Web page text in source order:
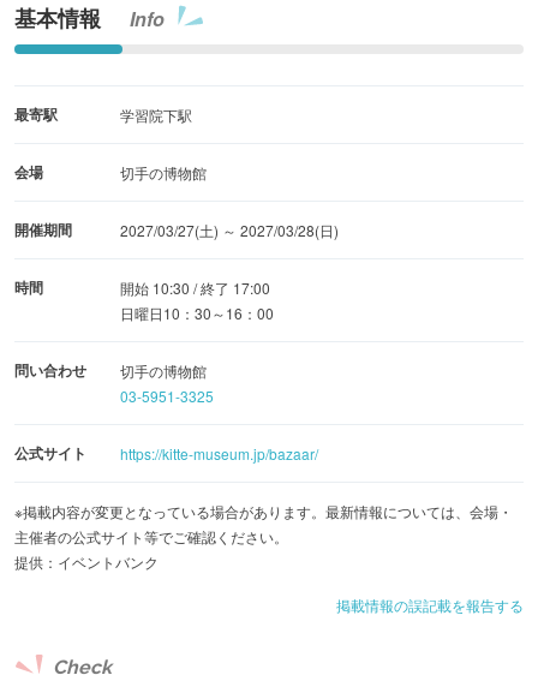
基本情報 Info
最寄駅 学習院下駅
会場 切手の博物館
開催期間 2027/03/27(土) ～ 2027/03/28(日)
時間
開始 10:30 / 終了 17:00
日曜日10：30～16：00
問い合わせ
切手の博物館
03-5951-3325
公式サイト https://kitte-museum.jp/bazaar/
※掲載内容が変更となっている場合があります。最新情報については、会場・
主催者の公式サイト等でご確認ください。
提供：イベントバンク
掲載情報の誤記載を報告する
Check